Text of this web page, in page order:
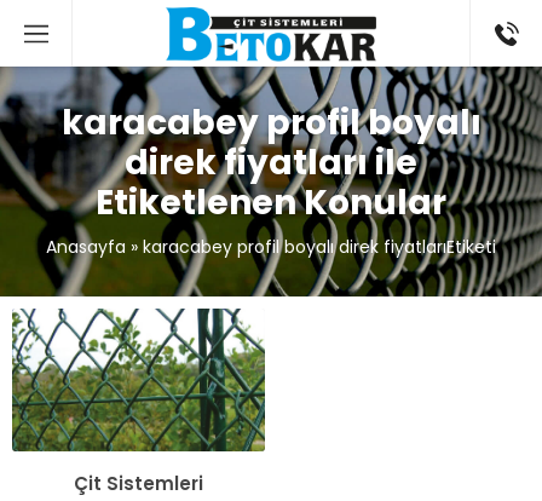
karacabey profil boyalı
direk fiyatları ile
Etiketlenen Konular
Anasayfa » karacabey profil boyalı direk fiyatlarıEtiketi
Çit Sistemleri